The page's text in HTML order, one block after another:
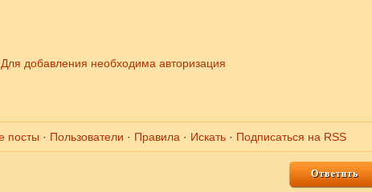
Для добавления необходима авторизация
посты · Пользователи · Правила · Искать· Подписаться на RSS